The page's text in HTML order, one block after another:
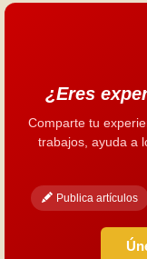
¿Eres
Comparte tu
trabajos, ayuda a
Publica artículos